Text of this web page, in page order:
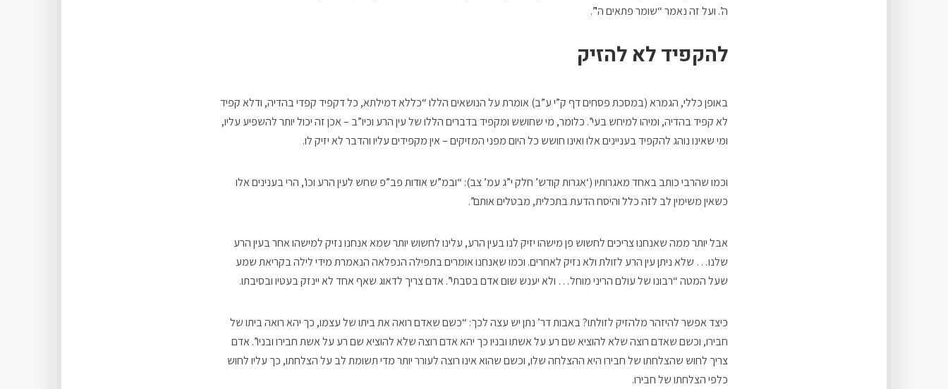
ה’. ועל זה נאמר “שומר פתאים ה'”.
להקפיד לא להזיק
באופן כללי, הגמרא (במסכת פסחים דף ק”י ע”ב) אומרת על הנושאים הללו “כללא דמילתא, כל דקפיד קפדי בהדיה, ודלא קפיד
לא קפיד בהדיה, ומיהו למיחש בעי”. כלומר, מי שחושש ומקפיד בדברים הללו של עין הרע וכיו”ב – אכן זה יכול יותר להשפיע עליו,
ומי שאינו נוהג להקפיד בעניינים אלו ואינו חושש כל היום מפני המזיקים – אין מקפידים עליו והדבר לא יזיק לו.
וכמו שהרבי כותב באחד מאגרותיו (‘אגרות קודש’ חלק י”ג עמ’ צב): “ובמ”ש אודות פב”פ שחש לעין הרע וכו’, הרי בענינים אלו
כשאין משימין לב לזה כלל והיסח הדעת בתכלית, מבטלים אותם”.
אבל יותר ממה שאנחנו צריכים לחשוש פן מישהו יזיק לנו בעין הרע, עלינו לחשוש יותר שמא אנחנו נזיק למישהו אחר בעין הרע
שלנו… שלא ניתן עין הרע לזולת ולא נזיק לאחרים. וכמו שאנחנו אומרים בתפילה הנפלאה הנאמרת מידי לילה בקריאת שמע
שעל המטה “רבונו של עולם הריני מוחל… ולא יענש שום אדם בסבתי”. אדם צריך לדאוג שאף אחד לא יינזק בעטיו ובסיבתו.
כיצד אפשר להיזהר מלהזיק לזולתו? באבות דר’ נתן יש עצה לכך: “כשם שאדם רואה את ביתו של עצמו, כך יהא רואה ביתו של
חבירו, וכשם שאדם רוצה שלא להוציא שם רע על אשתו ובניו כך יהא אדם רוצה שלא להוציא שם רע על אשת חבירו ובניו”. אדם
צריך לחוש שהצלחתו של חבירו היא ההצלחה שלו, וכשם שהוא אינו רוצה לעורר יותר מדי תשומת לב על הצלחתו, כך עליו לחוש
כלפי הצלחתו של חבירו.